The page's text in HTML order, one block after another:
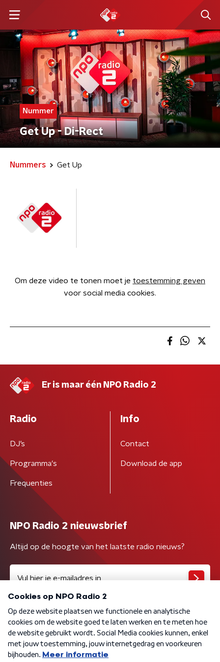
Nummer
Get Up - Di-Rect
Nummers Get Up
Om deze video te tonen moet je toestemming geven
voor social media cookies.
Er is maar één NPO Radio 2
Radio
DJ’s
Programma's
Frequenties
Info
Contact
Download de app
NPO Radio 2 nieuwsbrief
Altijd op de hoogte van het laatste radio nieuws?
Algemene voorwaarden